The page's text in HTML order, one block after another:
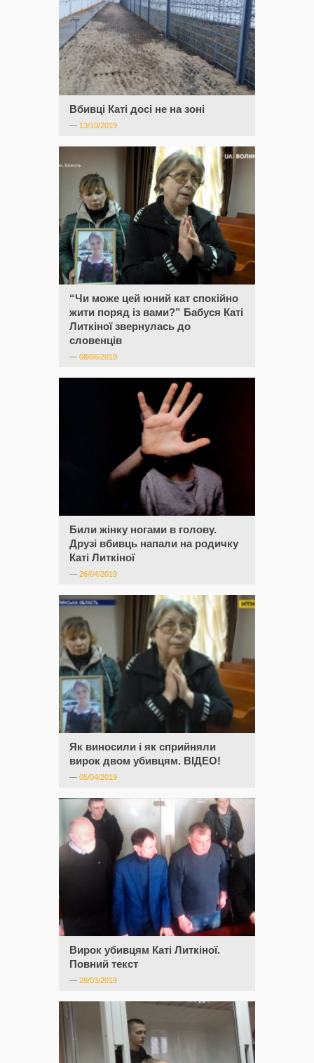
Вбивці Каті досі не на зоні
— 13/10/2019
“Чи може цей юний кат спокійно
жити поряд із вами?” Бабуся Каті
Литкіної звернулась до
словенців
— 08/06/2019
Били жінку ногами в голову.
Друзі вбивць напали на родичку
Каті Литкіної
— 26/04/2019
Як виносили і як сприйняли
вирок двом убивцям. ВІДЕО!
— 05/04/2019
Вирок убивцям Каті Литкіної.
Повний текст
— 28/03/2019